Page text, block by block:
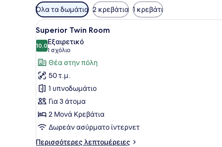
Διαθέσιμα
φίλτρα
για
τα
δωμάτια
Όλα τα δωμάτια 2 κρεβάτια 1 κρεβάτι
Προβολή
όλων
των
φωτογραφιών
για
Superior
Twin
Room
Ένα δωμάτιο ξενοδοχείου
20
Superior Twin Room
10,010,0 στα 10
Εξαιρετικό
1 σχόλιο
(1
σχόλιο)
Θέα στην πόλη
50 τ.μ.
1 υπνοδωμάτιο
Για 3 άτομα
2 Μονά Κρεβάτια
Δωρεάν ασύρματο ίντερνετ
Περισσότερες λεπτομέρειες
Περισσότερες